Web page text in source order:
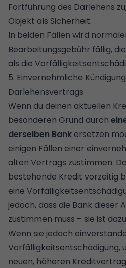
Fortführung des Darlehens
Objekt als Sicherheit.
In beiden Fällen wird
Bearbeitungsgebühr fällig,
als die
5. Einvernehmliche
Darlehensvertrags
Wenn du deinen aktuellen
besonderen Grund durch
derselben Bankersetzen
einigen Fällen einer
alten Vertrags zustimmen.
bestehende Kredit vorzeitig
eine
jedoch, dass die Bank dieser
zustimmen muss – sie ist
Wenn sie jedoch
Vorfälligkeitsentschädigung,
neuen, höheren